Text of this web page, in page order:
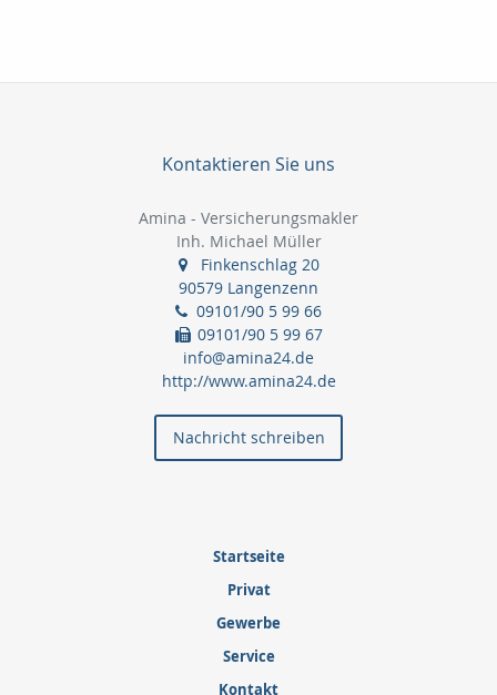
Kontaktieren Sie uns
Amina - Versicherungsmakler
Inh. Michael Müller
Finkenschlag 20
90579 Langenzenn
09101/90 5 99 66
09101/90 5 99 67
info@amina24.de
http://www.amina24.de
Nachricht schreiben
Startseite
Privat
Gewerbe
Service
Kontakt